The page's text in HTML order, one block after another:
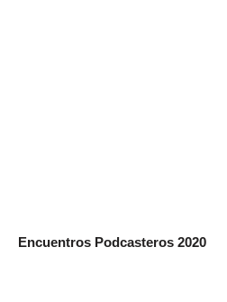
Encuentros Podcasteros 2020